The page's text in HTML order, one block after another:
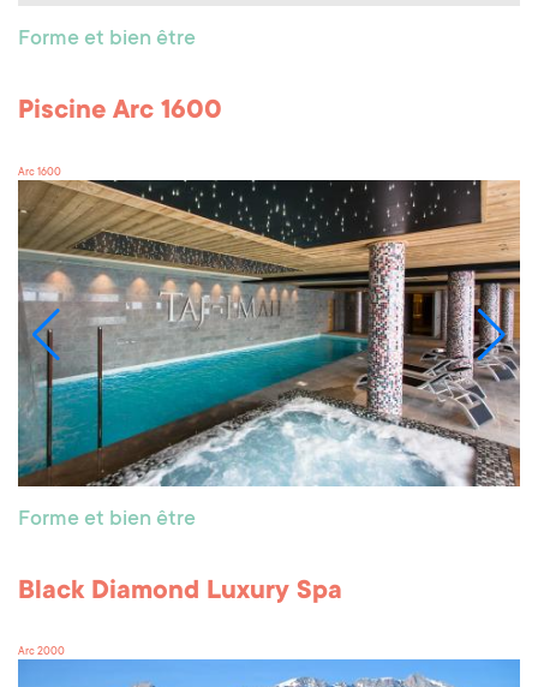
Forme et bien être
Piscine Arc 1600
Arc 1600
Forme et bien être
Black Diamond Luxury Spa
Arc 2000